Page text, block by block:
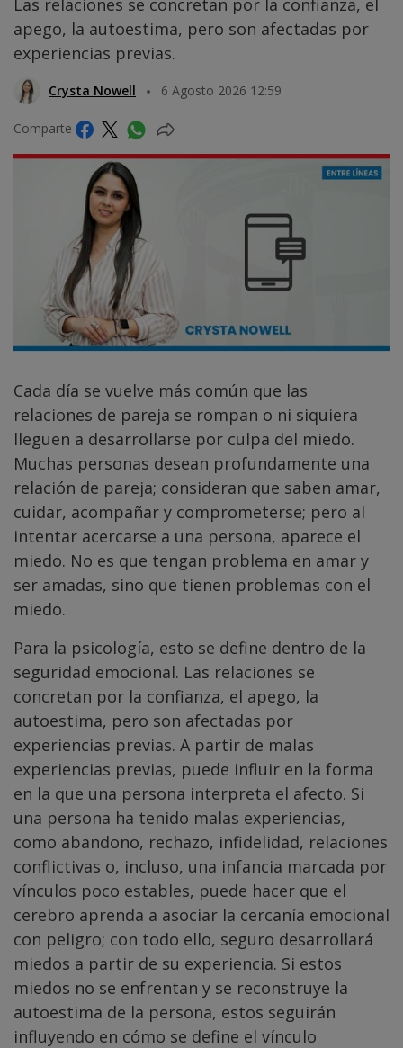
Las relaciones se concretan por la confianza, el
apego, la autoestima, pero son afectadas por
experiencias previas.
Crysta Nowell 6 Agosto 2026 12:59
Comparte
Cada día se vuelve más común que las
relaciones de pareja se rompan o ni siquiera
lleguen a desarrollarse por culpa del miedo.
Muchas personas desean profundamente una
relación de pareja; consideran que saben amar,
cuidar, acompañar y comprometerse; pero al
intentar acercarse a una persona, aparece el
miedo. No es que tengan problema en amar y
ser amadas, sino que tienen problemas con el
miedo.
Para la psicología, esto se define dentro de la
seguridad emocional. Las relaciones se
concretan por la confianza, el apego, la
autoestima, pero son afectadas por
experiencias previas. A partir de malas
experiencias previas, puede influir en la forma
en la que una persona interpreta el afecto. Si
una persona ha tenido malas experiencias,
como abandono, rechazo, infidelidad, relaciones
conflictivas o, incluso, una infancia marcada por
vínculos poco estables, puede hacer que el
cerebro aprenda a asociar la cercanía emocional
con peligro; con todo ello, seguro desarrollará
miedos a partir de su experiencia. Si estos
miedos no se enfrentan y se reconstruye la
autoestima de la persona, estos seguirán
influyendo en cómo se define el vínculo